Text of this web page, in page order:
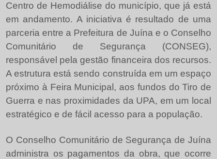
Centro de Hemodiálise do município, que já está
em andamento. A iniciativa é resultado de uma
parceria entre a Prefeitura de Juína e o Conselho
Comunitário de Segurança (CONSEG),
responsável pela gestão financeira dos recursos.
A estrutura está sendo construída em um espaço
próximo à Feira Municipal, aos fundos do Tiro de
Guerra e nas proximidades da UPA, em um local
estratégico e de fácil acesso para a população.
O Conselho Comunitário de Segurança de Juína
administra os pagamentos da obra, que ocorre